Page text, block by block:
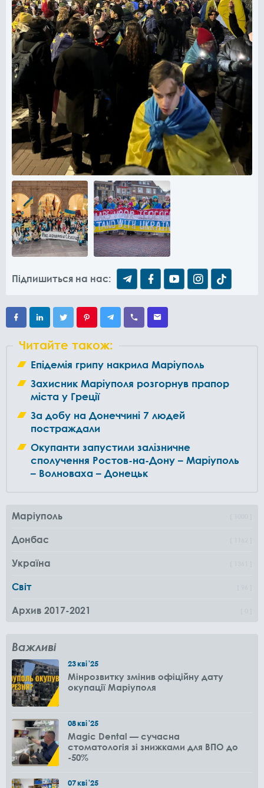
Підпишиться на нас:
Читайте також:
Епідемія грипу накрила Маріуполь
Захисник Маріуполя розгорнув прапор
міста у Греції
За добу на Донеччині 7 людей
постраждали
Окупанти запустили залізничне
сполучення Ростов-на-Дону – Маріуполь
– Волноваха – Донецьк
Маріуполь
Донбас
Україна
Світ
Архив 2017-2021
Важливі
23кві'25
Мінрозвитку змінив офіційну дату
окупації Маріуполя
08кві'25
Magic Dental — сучасна
стоматологія зі знижками для ВПО до
-50%
07кві'25